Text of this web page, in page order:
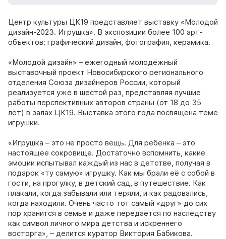
Центр культуры ЦК19 представляет выставку «Молодой
дизайн-2023. Игрушка». В экспозиции более 100 арт-
объектов: графический дизайн, фотография, керамика.
«Молодой дизайн» – ежегодный молодёжный
выставочный проект Новосибирского регионального
отделения Союза дизайнеров России, который
реализуется уже в шестой раз, представляя лучшие
работы перспективных авторов страны (от 18 до 35
лет) в залах ЦК19. Выставка этого года посвящена теме
игрушки.
«Игрушка – это не просто вещь. Для ребёнка – это
настоящее сокровище. Достаточно вспомнить, какие
эмоции испытывал каждый из нас в детстве, получая в
подарок «ту самую» игрушку. Как мы брали её с собой в
гости, на прогулку, в детский сад, в путешествие. Как
плакали, когда забывали или теряли, и как радовались,
когда находили. Очень часто тот самый «друг» до сих
пор хранится в семье и даже передаётся по наследству
как символ личного мира детства и искреннего
восторга», – делится куратор Виктория Бабикова.